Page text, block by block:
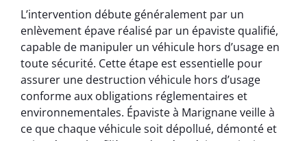
L’intervention débute généralement par un
enlèvement épave réalisé par un épaviste qualifié,
capable de manipuler un véhicule hors d’usage en
toute sécurité. Cette étape est essentielle pour
assurer une destruction véhicule hors d’usage
conforme aux obligations réglementaires et
environnementales. Épaviste à Marignane veille à
ce que chaque véhicule soit dépollué, démonté et